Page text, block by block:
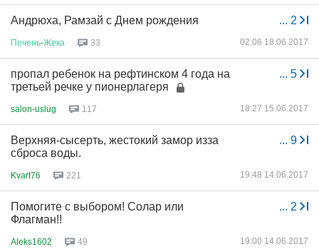
... 2
Андрюха, Рамзай с Днем рождения
Печень-Жека 33 02:06 18.06.2017
... 5
пропал ребенок на рефтинском 4 года на
третьей речке у пионерлагеря
salon-uslug 117 18:27 15.06.2017
... 9
Верхняя-сысерть, жестокий замор изза
сброса воды.
Kvart76 221 19:48 14.06.2017
... 2
Помогите с выбором! Солар или
Флагман!!
Aleks1602 49 19:00 14.06.2017